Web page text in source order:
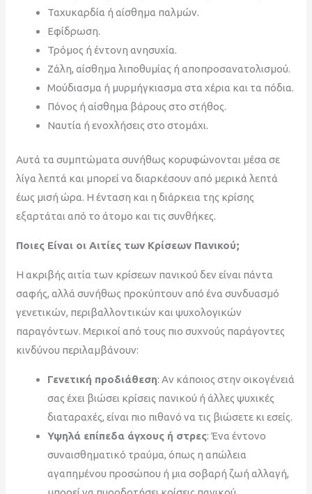
Ταχυκαρδία ή αίσθημα παλμών.
Εφίδρωση.
Τρόμος ή έντονη ανησυχία.
Ζάλη, αίσθημα λιποθυμίας ή αποπροσανατολισμού.
Μούδιασμα ή μυρμήγκιασμα στα χέρια και τα πόδια.
Πόνος ή αίσθημα βάρους στο στήθος.
Ναυτία ή ενοχλήσεις στο στομάχι.
Αυτά τα συμπτώματα συνήθως κορυφώνονται μέσα σε
λίγα λεπτά και μπορεί να διαρκέσουν από μερικά λεπτά
έως μισή ώρα. Η ένταση και η διάρκεια της κρίσης
εξαρτάται από το άτομο και τις συνθήκες.
Ποιες Είναι οι Αιτίες των Κρίσεων Πανικού;
Η ακριβής αιτία των κρίσεων πανικού δεν είναι πάντα
σαφής, αλλά συνήθως προκύπτουν από ένα συνδυασμό
γενετικών, περιβαλλοντικών και ψυχολογικών
παραγόντων. Μερικοί από τους πιο συχνούς παράγοντες
κινδύνου περιλαμβάνουν:
Γενετική προδιάθεση: Αν κάποιος στην οικογένειά
σας έχει βιώσει κρίσεις πανικού ή άλλες ψυχικές
διαταραχές, είναι πιο πιθανό να τις βιώσετε κι εσείς.
Υψηλά επίπεδα άγχους ή στρες: Ένα έντονο
συναισθηματικό τραύμα, όπως η απώλεια
αγαπημένου προσώπου ή μια σοβαρή ζωή αλλαγή,